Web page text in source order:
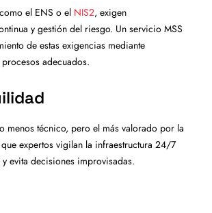
el ENS o el NIS2, exigen
y gestión del riesgo. Un servicio MSS
de estas exigencias mediante
adecuados.
menos técnico, pero el más valorado por la
expertos vigilan la infraestructura 24/7
evita decisiones improvisadas.